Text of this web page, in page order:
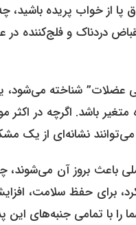
از خواب پریده باشید،
دردناک و فلج‌کننده در
عضلات” شناخته
باشد. اگرچه در اکثر
نشانه‌ای از یک
باعث بروز آن می‌شوند،
برای حفظ سلامت،
با تمامی جنبه‌های این